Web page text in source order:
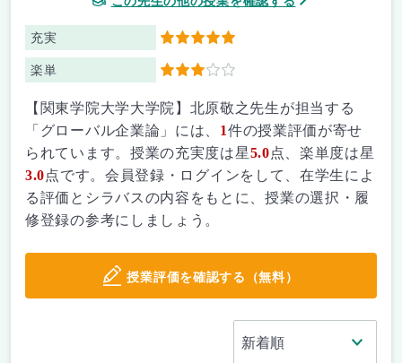
充実 5
楽単 3
【関東学院大学大学院】北原敬之先生が担当する
「グローバル企業論」には、 1件の授業評価が寄せ
られています。授業の充実度は星5.0点、楽単度は星
3.0点です。会員登録・ログインをして、在学生によ
る評価とシラバスの内容をもとに、授業の選択・履
修登録の参考にしましょう。
授業評価を確認する（無料）